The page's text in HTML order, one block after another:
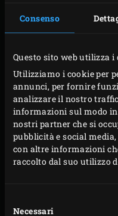
Consenso
Questo sito web utilizza i
Utilizziamo i cookie per
annunci, per fornire
analizzare il nostro
informazioni sul modo
nostri partner che si
pubblicità e social
con altre informazioni
raccolto dal suo utilizzo
delNecessari
polvere e ricoprire
Scaldare laCast
Aggiungere l’olio
diventa marrone,
impanato sulla sua
Girare con